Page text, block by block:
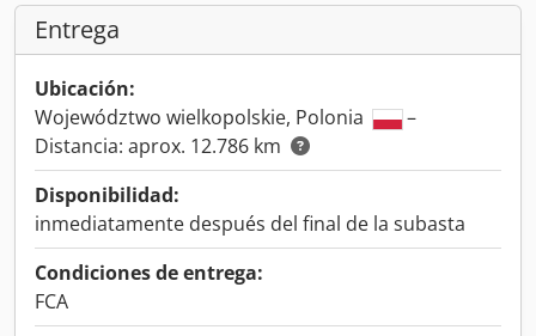
Entrega
Ubicación:
Województwo wielkopolskie, Polonia
–
Distancia: aprox. 12.786 km
Disponibilidad:
inmediatamente después del final de la subasta
Condiciones de entrega:
FCA